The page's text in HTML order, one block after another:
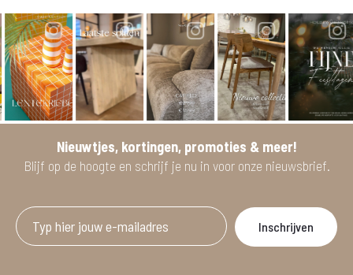
Nieuwtjes, kortingen, promoties & meer!
Blijf op de hoogte en schrijf je nu in voor onze nieuwsbrief.